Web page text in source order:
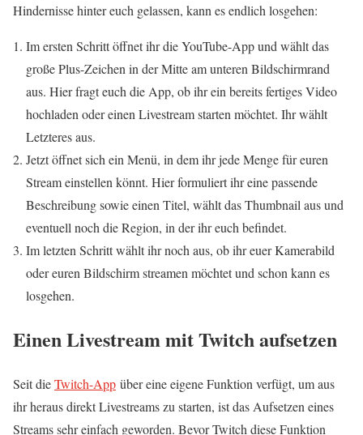
Hindernisse hinter euch gelassen, kann es endlich losgehen:
Im ersten Schritt öffnet ihr die YouTube-App und wählt das
große Plus-Zeichen in der Mitte am unteren Bildschirmrand
aus. Hier fragt euch die App, ob ihr ein bereits fertiges Video
hochladen oder einen Livestream starten möchtet. Ihr wählt
Letzteres aus.
Jetzt öffnet sich ein Menü, in dem ihr jede Menge für euren
Stream einstellen könnt. Hier formuliert ihr eine passende
Beschreibung sowie einen Titel, wählt das Thumbnail aus und
eventuell noch die Region, in der ihr euch befindet.
Im letzten Schritt wählt ihr noch aus, ob ihr euer Kamerabild
oder euren Bildschirm streamen möchtet und schon kann es
losgehen.
Einen Livestream mit Twitch aufsetzen
Seit dieTwitch-App über eine eigene Funktion verfügt, um aus
ihr heraus direkt Livestreams zu starten, ist das Aufsetzen eines
Streams sehr einfach geworden. Bevor Twitch diese Funktion